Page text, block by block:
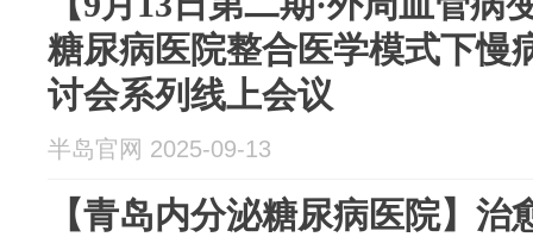
糖尿病医院整合医学模式下慢
讨会系列线上会议
半岛官网 2025-09-13
【青岛内分泌糖尿病医院】治